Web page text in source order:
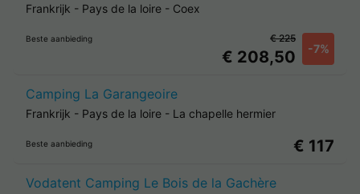
Frankrijk - Pays de la loire - Coex
Beste aanbieding
€ 208,50 -7%
€ 225
Camping La Garangeoire
Frankrijk - Pays de la loire - La chapelle hermier
Beste aanbieding € 117
Vodatent Camping Le Bois de la Gachère